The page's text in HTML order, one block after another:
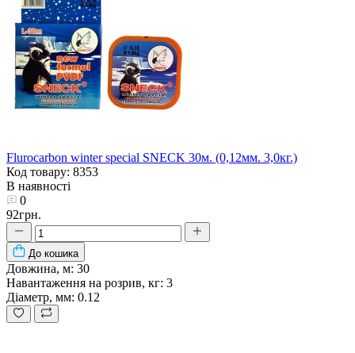
Flurocarbon winter special SNECK 30м. (0,12мм. 3,0кг.)
Код товару: 8353
В наявності
0
92грн.
До кошика
Довжина, м: 30
Навантаження на розрив, кг: 3
Діаметр, мм: 0.12